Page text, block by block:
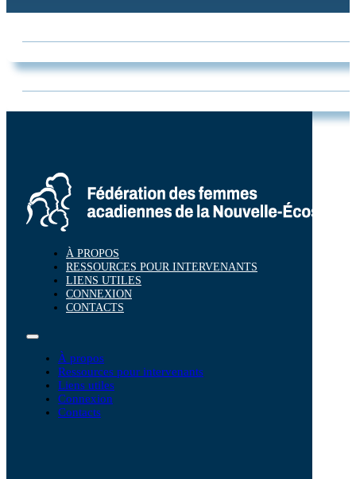
À PROPOS
RESSOURCES POUR INTERVENANTS
LIENS UTILES
CONNEXION
CONTACTS
À propos
Ressources pour intervenants
Liens utiles
Connexion
Contacts